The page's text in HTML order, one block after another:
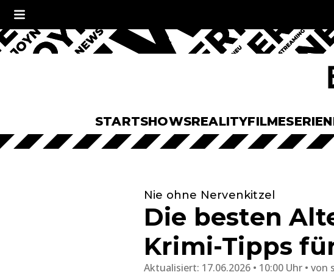
STARTSHOWSREALITYFILMESERIEN
Nie ohne Nervenkitzel
Die besten
Krimi-Tipps
Aktualisiert: 17.06.2026 • 10:00 Uhr von